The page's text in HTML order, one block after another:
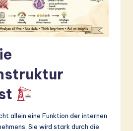
allein eine Funktion der internen
Sie wird stark durch die